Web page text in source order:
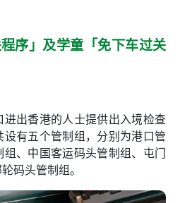
程序」及学童「免下车过关
出香港的人士提供出入境检查
有五个管制组，分别为港口管
、中国客运码头管制组、屯门
码头管制组。